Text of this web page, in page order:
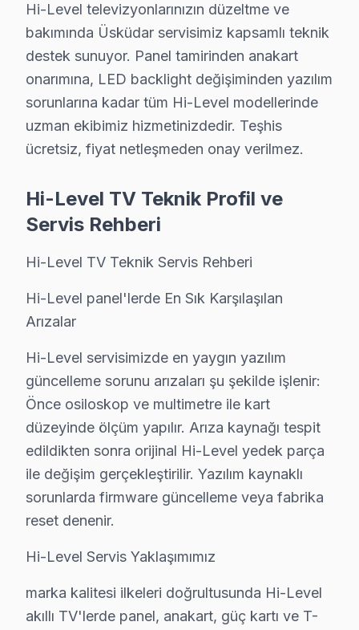
Güç kartı: Üsküdar'de LED ekranlarda daha sık
LED bar: Üsküdar'de bu sorunla başvuran müşteriler
» Üsküdar'de tüm Hi-Level model ve serilerinde VA
Hi-Level TV Teknik Rehberi: Panel, Teşhis ve
Hi-Level televizyonlarınızın düzeltme ve
Hi-Level TV Teknik Servis Rehberi
Hi-Level servisimizde en yaygın yazılım güncelleme
Hi-Level Servis Yaklaşımımız
marka kalitesi ilkeleri doğrultusunda Hi-Level akıllı
1. Müşteri bildirir, servis ekibi arıza semptomlarını
2. Termal kamera, osiloskop, ESR ölçer ile elektronik
3. Arıza kaynağı tespit edilir: panel mi, anakart mı, güç
4. Yazılı fiyat teklifi sunulur; onay olmadan işlem
5. Orijinal veya OEM eşdeğer Hi-Level parça ile
6. Tüm fonksiyonlar kapsamlı test edilir; garanti
söz konusu model görüntüleme sistemi Bakım
bu TV televizyon paneli'ler için en yaygın kullanıcı
Hi-Level güvenilirliği standartlarında Hi-Level
Hi-Level televizyonlarınızın düzeltme ve
bakımında Üsküdar servisimiz kapsamlı teknik
destek sunuyor. Panel tamirinden anakart
onarımına, LED backlight değişiminden yazılım
sorunlarına kadar tüm Hi-Level modellerinde
uzman ekibimiz hizmetinizdedir. Teşhis
ücretsiz, fiyat netleşmeden onay verilmez.
Hi-Level TV Teknik Profil ve
Servis Rehberi
Hi-Level TV Teknik Servis Rehberi
Hi-Level panel'lerde En Sık Karşılaşılan
Arızalar
Hi-Level servisimizde en yaygın yazılım
güncelleme sorunu arızaları şu şekilde işlenir:
Önce osiloskop ve multimetre ile kart
düzeyinde ölçüm yapılır. Arıza kaynağı tespit
edildikten sonra orijinal Hi-Level yedek parça
ile değişim gerçekleştirilir. Yazılım kaynaklı
sorunlarda firmware güncelleme veya fabrika
reset denenir.
Hi-Level Servis Yaklaşımımız
marka kalitesi ilkeleri doğrultusunda Hi-Level
akıllı TV'lerde panel, anakart, güç kartı ve T-